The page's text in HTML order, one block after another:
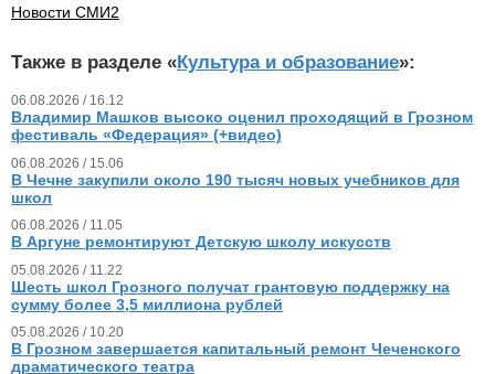
Новости СМИ2
Также в разделе «Культура и образование»:
06.08.2026 / 16.12
Владимир Машков высоко оценил проходящий в Грозном
фестиваль «Федерация» (+видео)
06.08.2026 / 15.06
В Чечне закупили около 190 тысяч новых учебников для
школ
06.08.2026 / 11.05
В Аргуне ремонтируют Детскую школу искусств
05.08.2026 / 11.22
Шесть школ Грозного получат грантовую поддержку на
сумму более 3,5 миллиона рублей
05.08.2026 / 10.20
В Грозном завершается капитальный ремонт Чеченского
драматического театра